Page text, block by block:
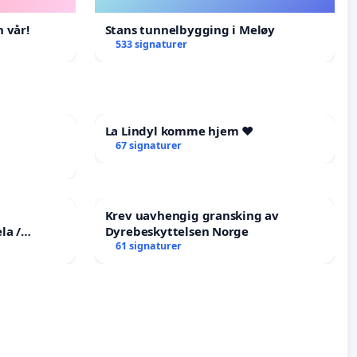
vår! Stans tunnelbygging i Meløy
533 signaturer
La Lindyl komme hjem ❤️
67 signaturer
/
Krev uavhengig gransking av
Dyrebeskyttelsen Norge
61 signaturer